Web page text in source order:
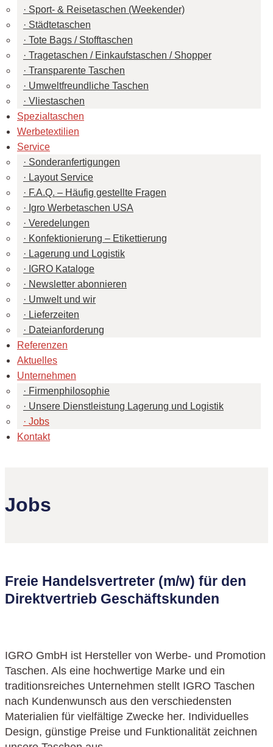
Sport- & Reisetaschen (Weekender)
Städtetaschen
Tote Bags / Stofftaschen
Tragetaschen / Einkaufstaschen / Shopper
Transparente Taschen
Umweltfreundliche Taschen
Vliestaschen
Spezialtaschen
Werbetextilien
Service
Sonderanfertigungen
Layout Service
F.A.Q. – Häufig gestellte Fragen
Igro Werbetaschen USA
Veredelungen
Konfektionierung – Etikettierung
Lagerung und Logistik
IGRO Kataloge
Newsletter abonnieren
Umwelt und wir
Lieferzeiten
Dateianforderung
Referenzen
Aktuelles
Unternehmen
Firmenphilosophie
Unsere Dienstleistung Lagerung und Logistik
Jobs
Kontakt
Jobs
Freie Handelsvertreter (m/w) für den
Direktvertrieb Geschäftskunden
IGRO GmbH ist Hersteller von Werbe- und Promotion
Taschen. Als eine hochwertige Marke und ein
traditionsreiches Unternehmen stellt IGRO Taschen
nach Kundenwunsch aus den verschiedensten
Materialien für vielfältige Zwecke her. Individuelles
Design, günstige Preise und Funktionalität zeichnen